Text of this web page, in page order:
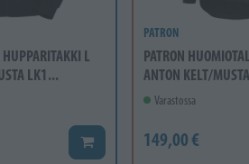
L
LK1...
Lisää koriin
PATRON
PATRON
ANTON KELT/
Varastossa
149,00 €